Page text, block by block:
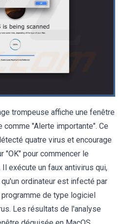
trompeuse affiche une fenêtre
"Alerte importante". Ce
quatre virus et encourage
"OK" pour commencer le
exécute un faux antivirus qui,
ordinateur est infecté par
de type logiciel
Les résultats de l'analyse